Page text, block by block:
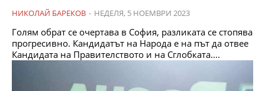
НИКОЛАЙ БАРЕКОВ - НЕДЕЛЯ, 5 НОЕМВРИ 2023
Голям обрат се очертава в София, разликата се стопява
прогресивно. Кандидатът на Народа е на път да отвее
Кандидата на Правителството и на Сглобката....